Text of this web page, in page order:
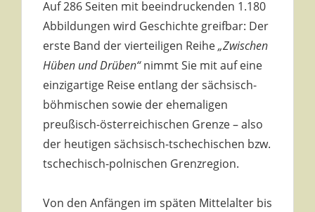
Auf 286 Seiten mit beeindruckenden 1.180
Abbildungen wird Geschichte greifbar: Der
erste Band der vierteiligen Reihe„Zwischen
Hüben und Drüben“nimmt Sie mit auf eine
einzigartige Reise entlang der sächsisch-
böhmischen sowie der ehemaligen
preußisch-österreichischen Grenze – also
der heutigen sächsisch-tschechischen bzw.
tschechisch-polnischen Grenzregion.
Von den Anfängen im späten Mittelalter bis